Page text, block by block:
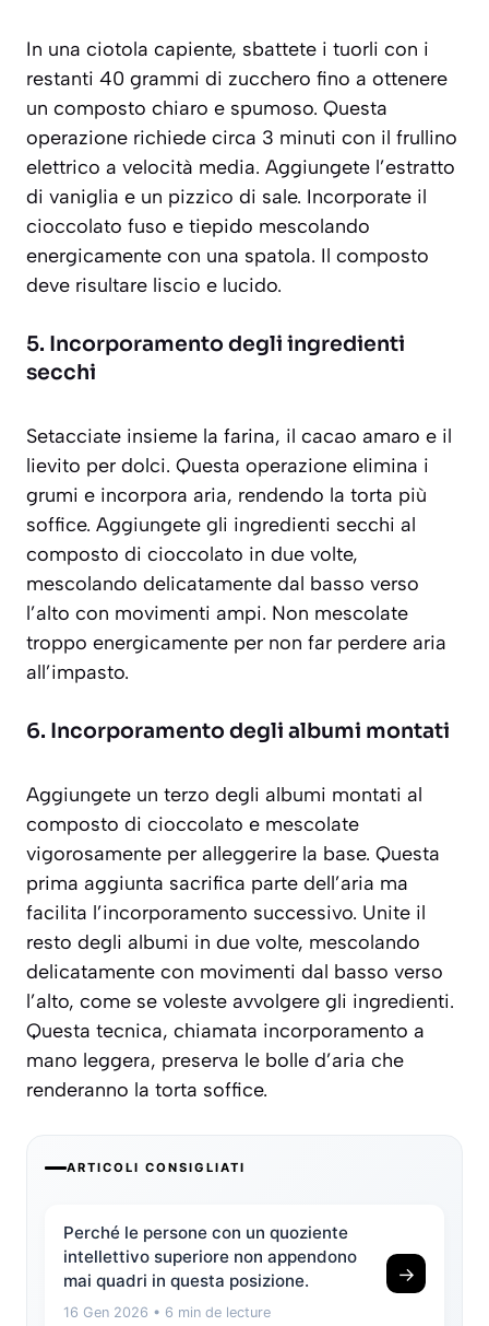
In una ciotola capiente, sbattete i tuorli con i
restanti 40 grammi di zucchero fino a ottenere
un composto chiaro e spumoso. Questa
operazione richiede circa 3 minuti con il frullino
elettrico a velocità media. Aggiungete l’estratto
di vaniglia e un pizzico di sale. Incorporate il
cioccolato fuso e tiepido mescolando
energicamente con una spatola. Il composto
deve risultare liscio e lucido.
5. Incorporamento degli ingredienti
secchi
Setacciate insieme la farina, il cacao amaro e il
lievito per dolci. Questa operazione elimina i
grumi e incorpora aria, rendendo la torta più
soffice. Aggiungete gli ingredienti secchi al
composto di cioccolato in due volte,
mescolando delicatamente dal basso verso
l’alto con movimenti ampi. Non mescolate
troppo energicamente per non far perdere aria
all’impasto.
6. Incorporamento degli albumi montati
Aggiungete un terzo degli albumi montati al
composto di cioccolato e mescolate
vigorosamente per alleggerire la base. Questa
prima aggiunta sacrifica parte dell’aria ma
facilita l’incorporamento successivo. Unite il
resto degli albumi in due volte, mescolando
delicatamente con movimenti dal basso verso
l’alto, come se voleste avvolgere gli ingredienti.
Questa tecnica, chiamata incorporamento a
mano leggera, preserva le bolle d’aria che
renderanno la torta soffice.
ARTICOLI CONSIGLIATI
Perché le persone con un quoziente
intellettivo superiore non appendono
mai quadri in questa posizione.
16 Gen 2026 • 6 min de lecture
→